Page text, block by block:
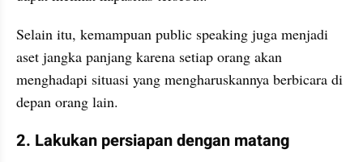
Selain itu, kemampuan public speaking juga menjadi
aset jangka panjang karena setiap orang akan
menghadapi situasi yang mengharuskannya berbicara di
depan orang lain.
2. Lakukan persiapan dengan matang